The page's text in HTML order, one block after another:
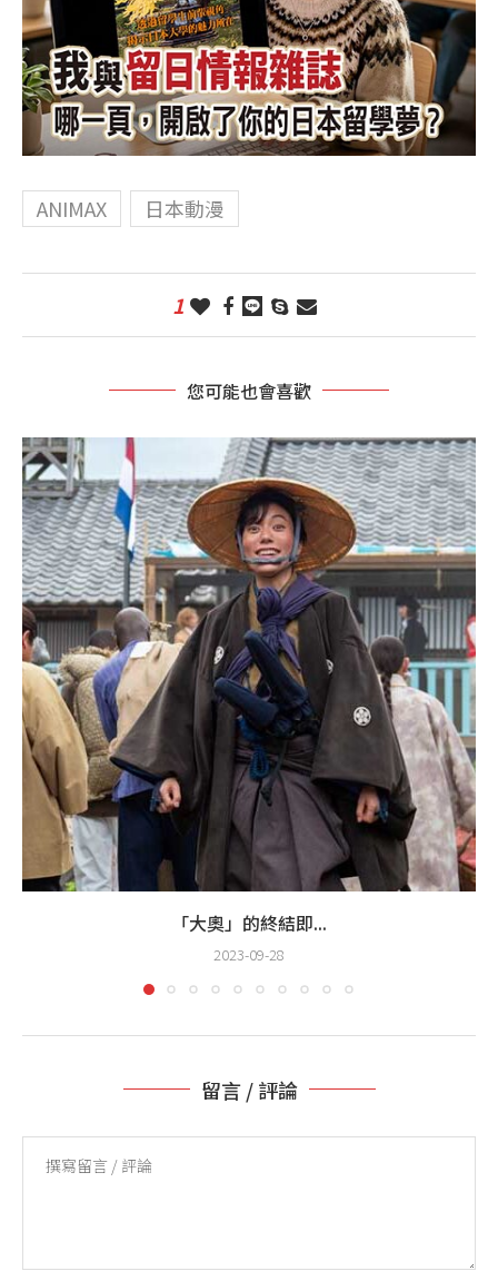
ANIMAX 日本動漫
1
您可能也會喜歡
「大奧」的終結即...
2023-09-28
留言 / 評論